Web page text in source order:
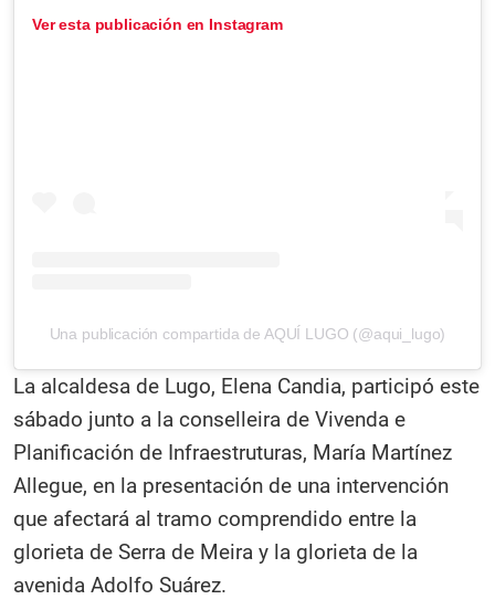
Ver esta publicación en Instagram
Una publicación compartida de AQUÍ LUGO (@aqui_lugo)
La alcaldesa de Lugo, Elena Candia, participó este
sábado junto a la conselleira de Vivenda e
Planificación de Infraestruturas, María Martínez
Allegue, en la presentación de una intervención
que afectará al tramo comprendido entre la
glorieta de Serra de Meira y la glorieta de la
avenida Adolfo Suárez.